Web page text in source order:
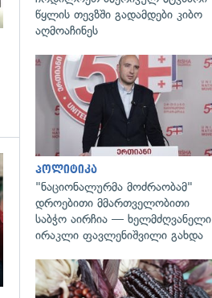
წყლის თევზში გადამდები კიბო
აღმოაჩინეს
პოლიტიკა
"ნაციონალურმა მოძრაობამ"
დროებითი მმართველობითი
საბჭო აირჩია — ხელმძღვანელი
ირაკლი ფავლენიშვილი გახდა